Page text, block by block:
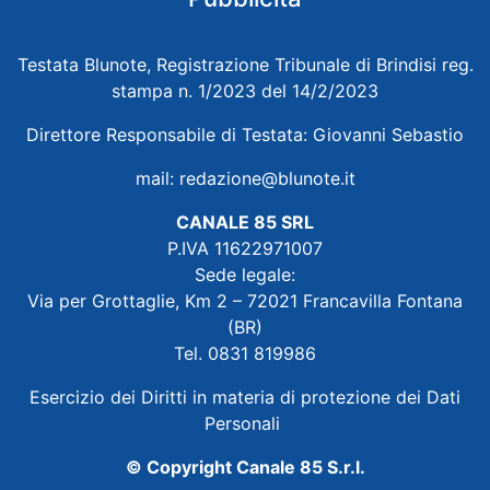
Testata Blunote, Registrazione Tribunale di Brindisi reg.
stampa n. 1/2023 del 14/2/2023
Direttore Responsabile di Testata: Giovanni Sebastio
mail: redazione@blunote.it
CANALE 85 SRL
P.IVA 11622971007
Sede legale:
Via per Grottaglie, Km 2 – 72021 Francavilla Fontana
(BR)
Tel. 0831 819986
Esercizio dei Diritti in materia di protezione dei Dati
Personali
© Copyright Canale 85 S.r.l.